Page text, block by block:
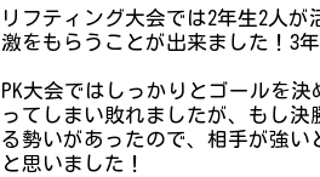
リフティング大会では2年生2人
激をもらうことが出来ました！3
PK大会ではしっかりとゴールを
ってしまい敗れましたが、もし
る勢いがあったので、相手が強
と思いました！